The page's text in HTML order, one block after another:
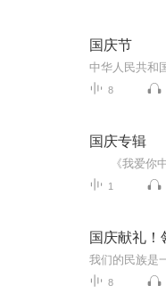
国庆节
8
国庆专辑
1
国庆献礼！
8